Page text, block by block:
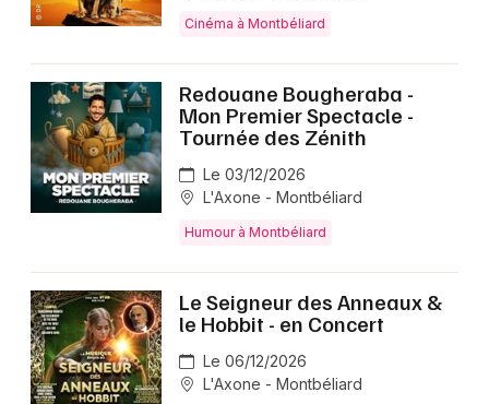
Cinéma à Montbéliard
Redouane Bougheraba -
Mon Premier Spectacle -
Tournée des Zénith
Le 03/12/2026
L'Axone - Montbéliard
Humour à Montbéliard
Le Seigneur des Anneaux &
le Hobbit - en Concert
Le 06/12/2026
L'Axone - Montbéliard